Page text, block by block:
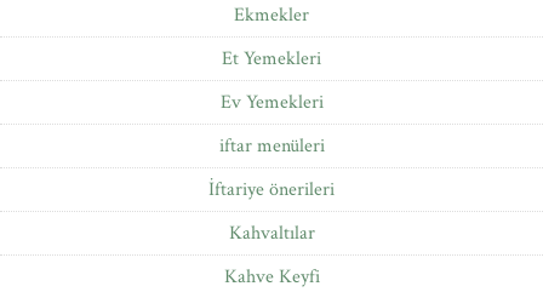
Ekmekler
Et Yemekleri
Ev Yemekleri
iftar menüleri
İftariye önerileri
Kahvaltılar
Kahve Keyfi